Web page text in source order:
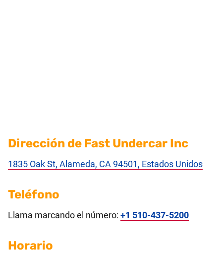
Dirección de Fast Undercar Inc
1835 Oak St, Alameda, CA 94501, Estados Unidos
Teléfono
Llama marcando el número: +1 510-437-5200
Horario